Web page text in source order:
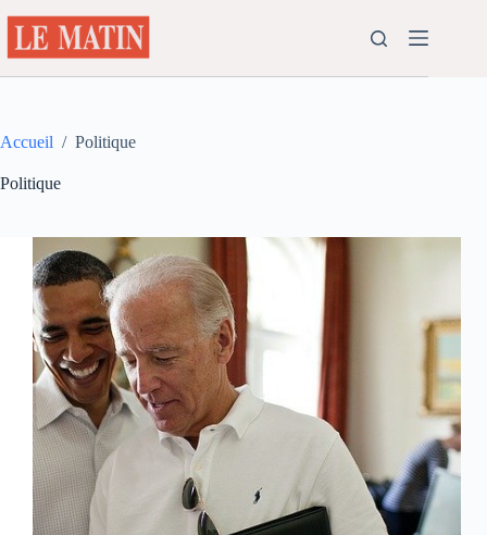
au
contenu
Accueil / Politique
Politique